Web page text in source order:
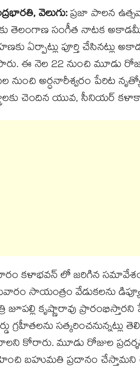
వెలుగు:ప్రజా పాలన
తెలంగాణ సంగీత నాటక
ఏర్పాట్లు పూర్తి చేసినట్లు
ఈ నెల 22 నుంచి మూడు
నుంచి అర్ధనారీశ్వరం పేరిట
చెందిన యువ, సీనియర్
కళాభవన్ లో జరిగిన
సాయంత్రం వేడుకలను
జూపల్లి కృష్ణారావు
గ్రహీతలను
కోరారు. మూడు రోజుల
బహుమతి ప్రదానం చేస్తామని